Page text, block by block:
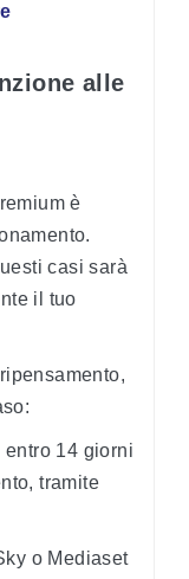
alle
è
casi sarà
il tuo
14 giorni
tramite
o Mediaset